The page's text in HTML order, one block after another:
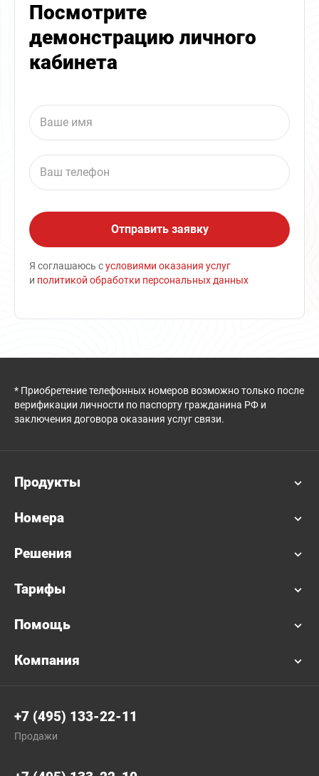
Посмотрите
демонстрацию личного
кабинета
Я соглашаюсь сусловиями оказания услуг
и политикой обработки персональных данных
* Приобретение телефонных номеров возможно только после
верификации личности по паспорту гражданина РФ и
заключения договора оказания услуг связи.
Продукты
Номера
Решения
Тарифы
Помощь
Компания
+7 (495) 133-22-11
Продажи